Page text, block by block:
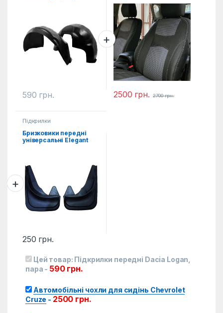
590 грн. 2500 грн. 2700грн.
Підкрилки
Бризковики передні
універсальні Elegant
250 грн.
Цей товар: Підкрилки передні Dacia Logan,
пара - 590 грн.
Автомобільні чохли для сидінь Chevrolet
Cruze - 2500 грн.